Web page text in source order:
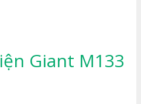
Giant M133